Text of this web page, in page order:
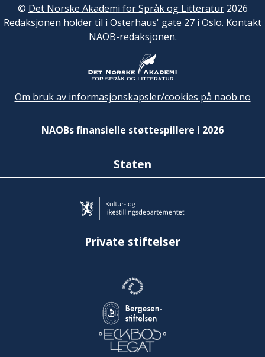
© Det Norske Akademi for Språk og Litteratur2026
Redaksjonen holder til i Osterhaus' gate 27 i Oslo. Kontakt
NAOB-redaksjonen.
Om bruk av informasjonskapsler/cookies på naob.no
NAOBs finansielle støttespillere i 2026
Staten
Private stiftelser